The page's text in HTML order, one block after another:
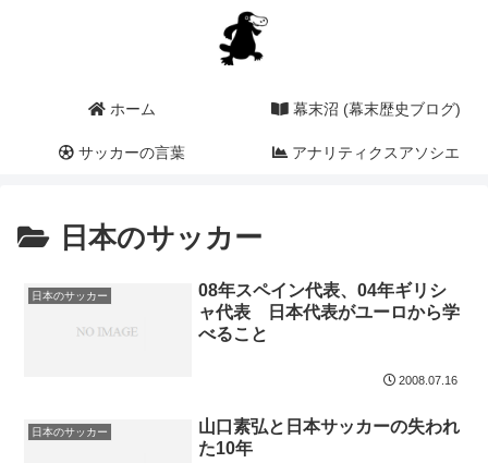
ホーム 幕末沼 (幕末歴史ブログ)
サッカーの言葉 アナリティクスアソシエ
日本のサッカー
日本のサッカー
08年スペイン代表、04年ギリシ
ャ代表 日本代表がユーロから学
べること
2008.07.16
日本のサッカー
山口素弘と日本サッカーの失われ
た10年